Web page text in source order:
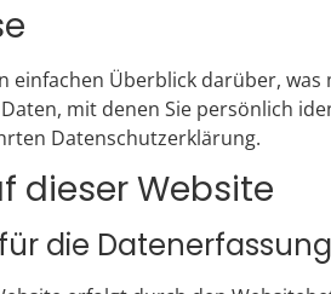
einfachen Überblick darüber,
mit denen Sie persönlich
Datenschutzerklärung.
dieser Website
die